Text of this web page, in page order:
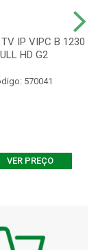
IP VIPC B 1230
HD G2
570041
VER PREÇO